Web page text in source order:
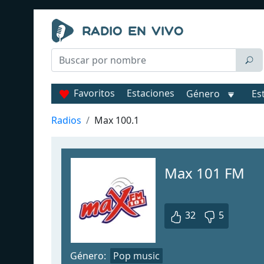
Favoritos Estaciones Género
Radios Max 100.1
Max 101 FM
32 5
Género: Pop music